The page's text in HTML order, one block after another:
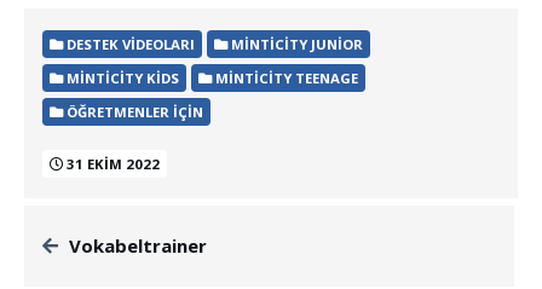
DESTEK VIDEOLARI
MINTICITY JUNIOR
MINTICITY KIDS
MINTICITY TEENAGE
ÖĞRETMENLER İÇIN
31 EKIM 2022
Vokabeltrainer